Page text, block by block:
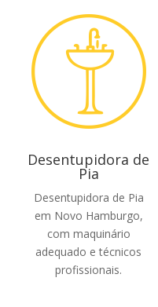
Desentupidora de
Pia
Desentupidora de Pia
em Novo Hamburgo,
com maquinário
adequado e técnicos
profissionais.